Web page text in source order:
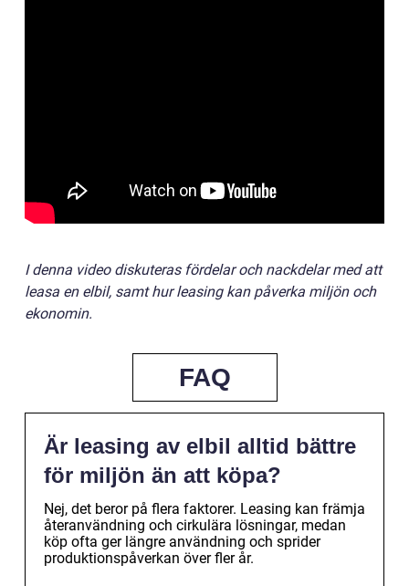
I denna video diskuteras fördelar och nackdelar med att
leasa en elbil, samt hur leasing kan påverka miljön och
ekonomin.
FAQ
Är leasing av elbil alltid bättre
för miljön än att köpa?
Nej, det beror på flera faktorer. Leasing kan främja
återanvändning och cirkulära lösningar, medan
köp ofta ger längre användning och sprider
produktionspåverkan över fler år.